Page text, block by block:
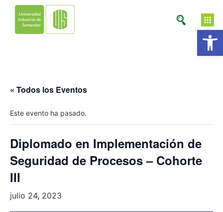
« Todos los Eventos
Este evento ha pasado.
Diplomado en Implementación de
Seguridad de Procesos – Cohorte
III
julio 24, 2023